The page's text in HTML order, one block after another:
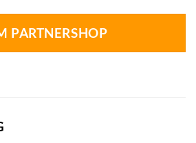
PARTNERSHOP